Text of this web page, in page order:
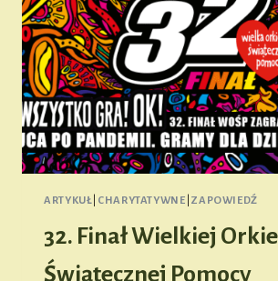
ARTYKUŁ CHARYTATYWNE ZAPOWIEDŹ
32. Finał Wielkiej
Świątecznej Pomocy